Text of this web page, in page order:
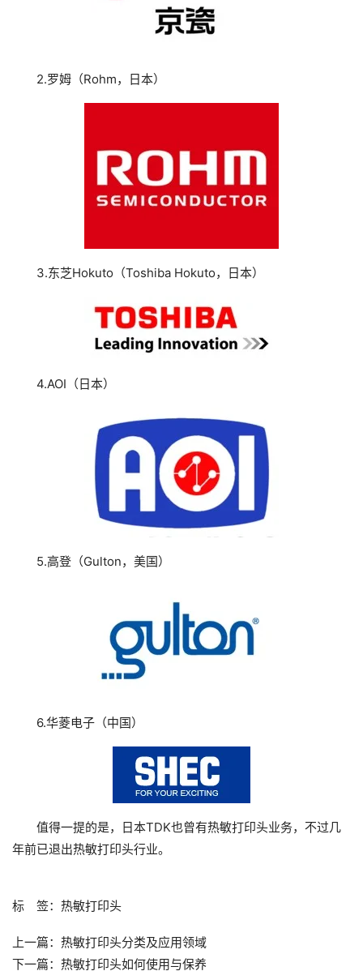
2.罗姆（Rohm，日本）
3.东芝Hokuto（Toshiba Hokuto，日本）
4.AOI（日本）
5.高登（Gulton，美国）
6.华菱电子（中国）
值得一提的是，日本TDK也曾有热敏打印头业务，不过几
年前已退出热敏打印头行业。
标 签： 热敏打印头
上一篇： 热敏打印头分类及应用领域
下一篇： 热敏打印头如何使用与保养